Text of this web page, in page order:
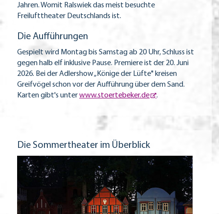
Jahren. Womit Ralswiek das meist besuchte
Freilufttheater Deutschlands ist.
Die Aufführungen
Gespielt wird Montag bis Samstag ab 20 Uhr, Schluss ist
gegen halb elf inklusive Pause. Premiere ist der 20. Juni
2026. Bei der Adlershow „Könige der Lüfte" kreisen
Greifvögel schon vor der Aufführung über dem Sand.
Karten gibt's unterwww.stoertebeker.de .
Die Sommertheater im Überblick